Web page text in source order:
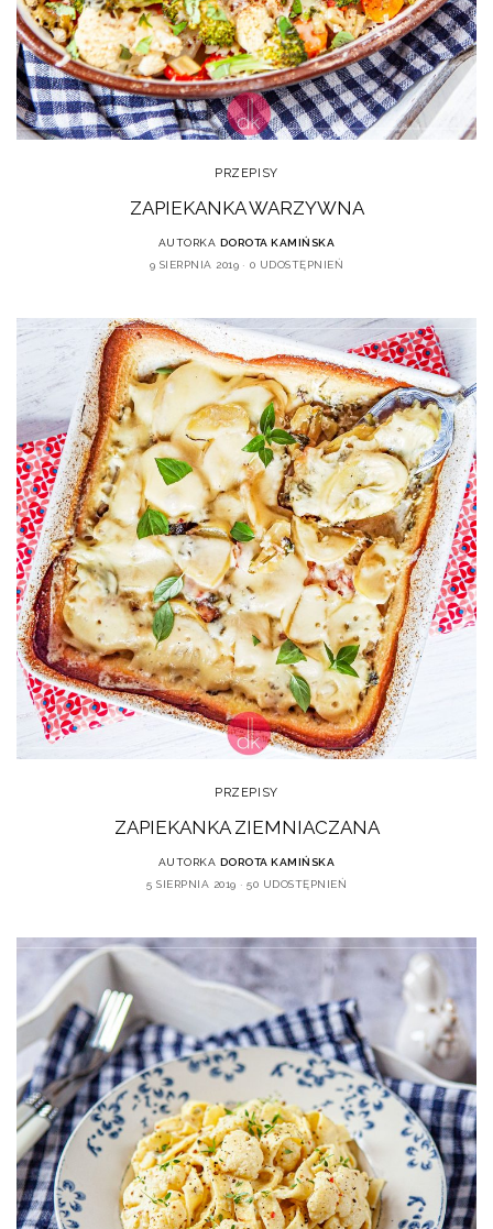
PRZEPISY
ZAPIEKANKA WARZYWNA
AUTORKA DOROTA KAMIŃSKA
9 SIERPNIA 2019
0 UDOSTĘPNIEŃ
PRZEPISY
ZAPIEKANKA ZIEMNIACZANA
AUTORKA DOROTA KAMIŃSKA
5 SIERPNIA 2019
50 UDOSTĘPNIEŃ